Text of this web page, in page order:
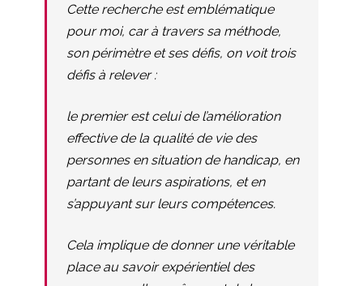
Cette recherche est emblématique
pour moi, car à travers sa méthode,
son périmètre et ses défis, on voit trois
défis à relever :
le premier est celui de l’amélioration
effective de la qualité de vie des
personnes en situation de handicap, en
partant de leurs aspirations, et en
s’appuyant sur leurs compétences.
Cela implique de donner une véritable
place au savoir expérientiel des